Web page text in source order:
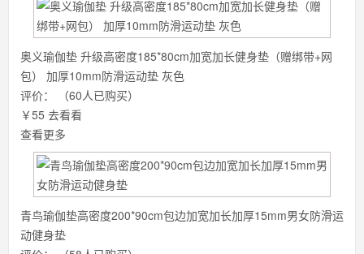
奥义瑜伽垫 升级高密度185*80cm加宽加长健身垫（赠绑带+网
包） 加厚10mm防滑运动垫 灰色
评价：
（60人已购买）
￥55 去看看
查看更多
青鸟瑜伽垫高密度200*90cm包边加宽加长加厚15mm男女防滑运
动健身垫